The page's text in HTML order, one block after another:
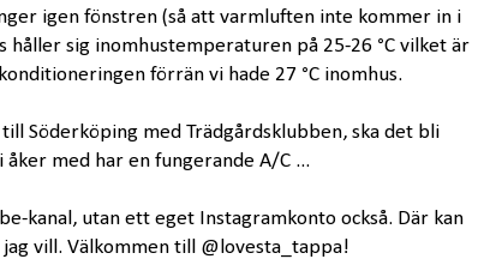
igen fönstren (så att varmluften inte kommer in i
håller sig inomhustemperaturen på 25-26 °C vilket är
förrän vi hade 27 °C inomhus.
Söderköping med Trädgårdsklubben, ska det bli
med har en fungerande A/C ...
kanal, utan ett eget Instagramkonto också. Där kan
vill. Välkommen till @lovesta_tappa!